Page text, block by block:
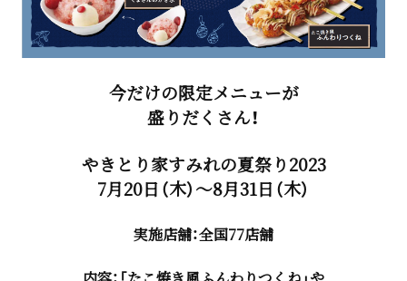
今だけの限定メニューが
盛りだくさん！
やきとり家すみれの夏祭り2023
7月20日（木）～8月31日（木）
実施店舗：全国77店舗